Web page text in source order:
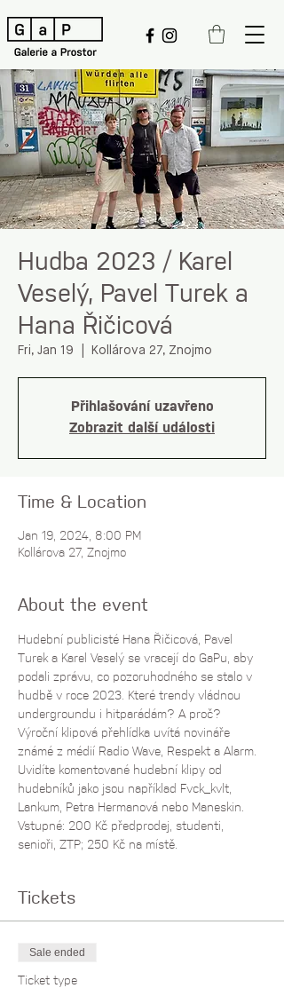
Hudba 2023 / Karel
Veselý, Pavel Turek a
Hana Řičicová
Fri, Jan 19 Kollárova 27, Znojmo
Přihlašování uzavřeno
Zobrazit další události
Time & Location
Jan 19, 2024, 8:00 PM
Kollárova 27, Znojmo
About the event
Hudební publicisté Hana Řičicová, Pavel
Turek a Karel Veselý se vracejí do GaPu, aby
podali zprávu, co pozoruhodného se stalo v
hudbě v roce 2023. Které trendy vládnou
undergroundu i hitparádám? A proč?
Výroční klipová přehlídka uvítá novináře
známé z médií Radio Wave, Respekt a Alarm.
Uvidíte komentované hudební klipy od
hudebníků jako jsou například Fvck_kvlt,
Lankum, Petra Hermanová nebo Maneskin.
Vstupné: 200 Kč předprodej, studenti,
senioři, ZTP; 250 Kč na místě.
Tickets
Sale ended
Ticket type